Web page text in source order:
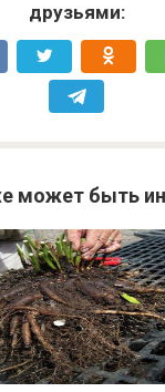
друзьями:
может быть